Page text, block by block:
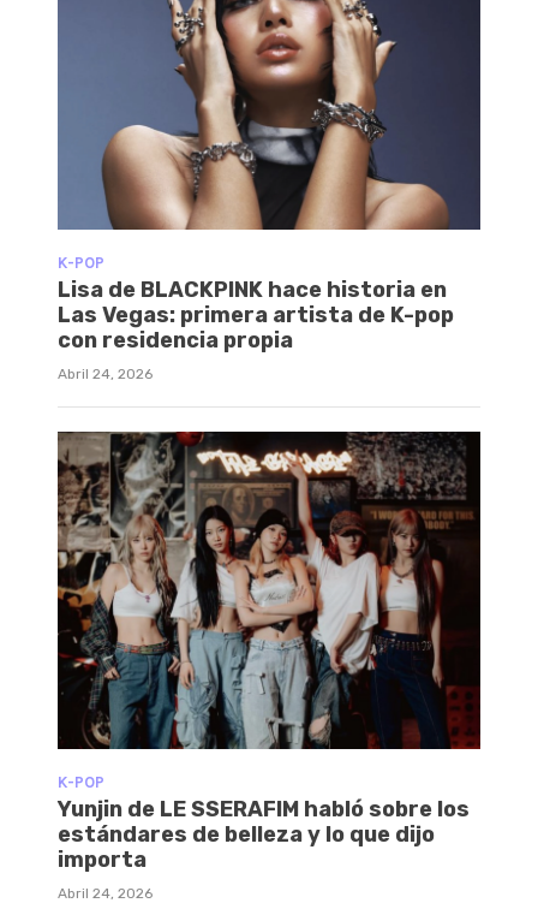
K-POP
Lisa de BLACKPINK hace historia en
Las Vegas: primera artista de K-pop
con residencia propia
Abril 24, 2026
K-POP
Yunjin de LE SSERAFIM habló sobre los
estándares de belleza y lo que dijo
importa
Abril 24, 2026